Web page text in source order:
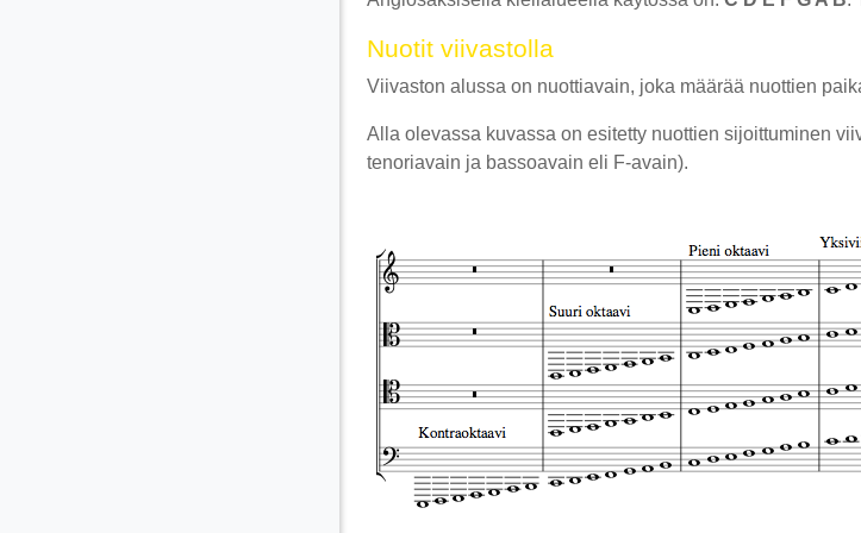
Nuotit viivastolla
Viivaston alussa on nuottiavain, joka määrää nuottien
Alla olevassa kuvassa on esitetty nuottien sijoittuminen
tenoriavain ja bassoavain eli F-avain).